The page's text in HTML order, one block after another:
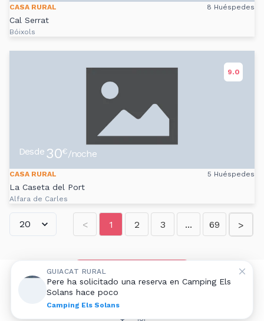
CASA RURAL 8 Huéspedes
Cal Serrat
Bóixols
9.0
Desde 30€/noche
CASA RURAL 5 Huéspedes
La Caseta del Port
Alfara de Carles
< 1 2 3 ... 69 >
Añadir alojamiento rural
Aviso legal
GUIACAT RURAL
Pere ha solicitado una reserva en Camping Els
Solans hace poco
Camping Els Solans